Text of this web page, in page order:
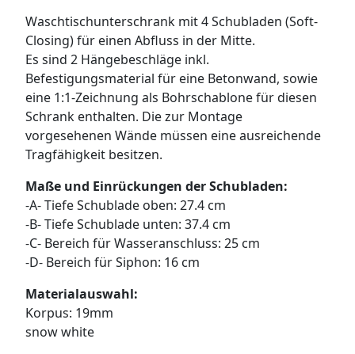
Waschtischunterschrank mit 4 Schubladen (Soft-
Closing) für einen Abfluss in der Mitte.
Es sind 2 Hängebeschläge inkl.
Befestigungsmaterial für eine Betonwand, sowie
eine 1:1-Zeichnung als Bohrschablone für diesen
Schrank enthalten. Die zur Montage
vorgesehenen Wände müssen eine ausreichende
Tragfähigkeit besitzen.
Maße und Einrückungen der Schubladen:
-A- Tiefe Schublade oben: 27.4 cm
-B- Tiefe Schublade unten: 37.4 cm
-C- Bereich für Wasseranschluss: 25 cm
-D- Bereich für Siphon: 16 cm
Materialauswahl:
Korpus: 19mm
snow white
EINZELTEILE
ALLE ANZEIGEN